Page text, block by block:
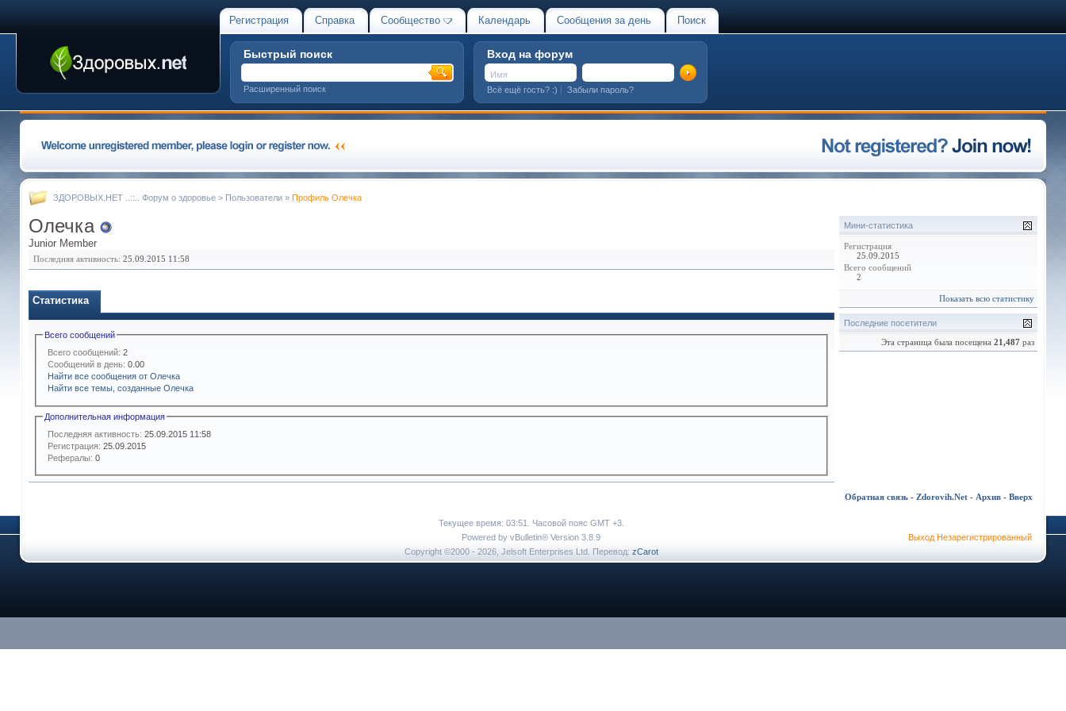
Регистрация Справка Сообщество Календарь Сообщения за день Поиск
Быстрый поиск
Расширенный поиск
Вход на форум
Всё ещё гость? :) | Забыли пароль?
ЗДОРОВЫХ.НЕТ ..::.. Форум о здоровье > Пользователи » Профиль Олечка
Олечка
Junior Member
Последняя активность: 25.09.2015 11:58
Статистика
Всего сообщений
Всего сообщений: 2
Сообщений в день: 0.00
Найти все сообщения от Олечка
Найти все темы, созданные Олечка
Дополнительная информация
Последняя активность: 25.09.2015 11:58
Регистрация: 25.09.2015
Рефералы: 0
Мини-статистика
Регистрация
25.09.2015
Всего сообщений
2
Показать всю статистику
Последние посетители
Эта страница была посещена 21,487 раз
Обратная связь - Zdorovih.Net - Архив - Вверх
Текущее время: 03:51
. Часовой пояс GMT +3.
Powered by vBulletin® Version 3.8.9
Copyright ©2000 - 2026, Jelsoft Enterprises Ltd. Перевод: zCarot
Выход Незарегистрированный